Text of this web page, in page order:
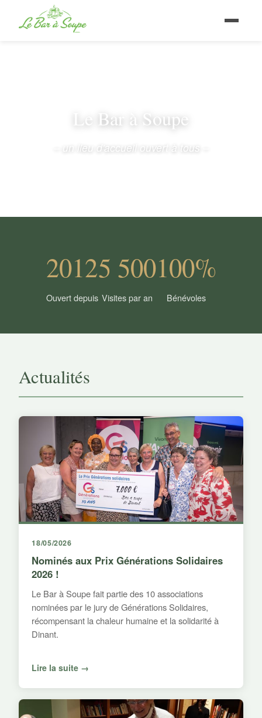
Le Bar à Soupe
– un lieu d'accueil ouvert à tous –
2012
Ouvert depuis
5 500
Visites par an
100%
Bénévoles
Actualités
18/05/2026
Nominés aux Prix Générations Solidaires
2026 !
Le Bar à Soupe fait partie des 10 associations
nominées par le jury de Générations Solidaires,
récompensant la chaleur humaine et la solidarité à
Dinant.
Lire la suite →